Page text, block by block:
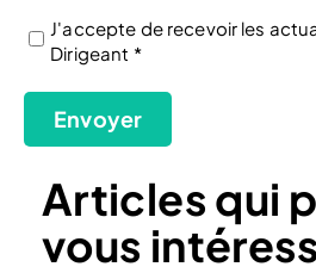
(Nécessaire)
J'accepte de recevoir les
Dirigeant *
Envoyer
Articles qui
vous